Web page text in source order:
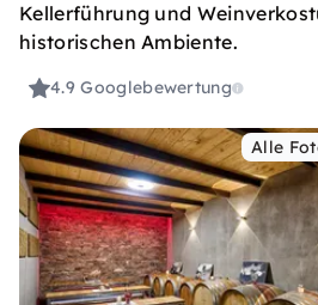
Kellerführung und
historischen Ambiente.
4.9Googlebewertung
Alle